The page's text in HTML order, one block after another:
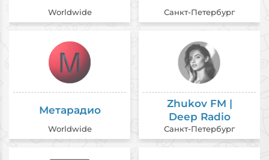
Worldwide Санкт-Петербург
Метарадио
Worldwide
Zhukov FM |
Deep Radio
Санкт-Петербург